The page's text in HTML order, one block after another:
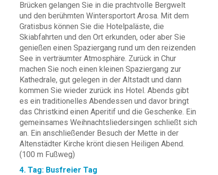
Brücken gelangen Sie in die prachtvolle Bergwelt
und den berühmten Wintersportort Arosa. Mit dem
Gratisbus können Sie die Hotelpaläste, die
Skiabfahrten und den Ort erkunden, oder aber Sie
genießen einen Spaziergang rund um den reizenden
See in verträumter Atmosphäre. Zurück in Chur
machen Sie noch einen kleinen Spaziergang zur
Kathedrale, gut gelegen in der Altstadt und dann
kommen Sie wieder zurück ins Hotel. Abends gibt
es ein traditionelles Abendessen und davor bringt
das Christkind einen Aperitif und die Geschenke. Ein
gemeinsames Weihnachtsliedersingen schließt sich
an. Ein anschließender Besuch der Mette in der
Altenstädter Kirche krönt diesen Heiligen Abend.
(100 m Fußweg)
4. Tag: Busfreier Tag